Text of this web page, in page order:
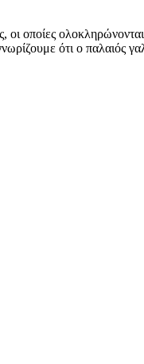
οποίες
ότι ο παλαιός